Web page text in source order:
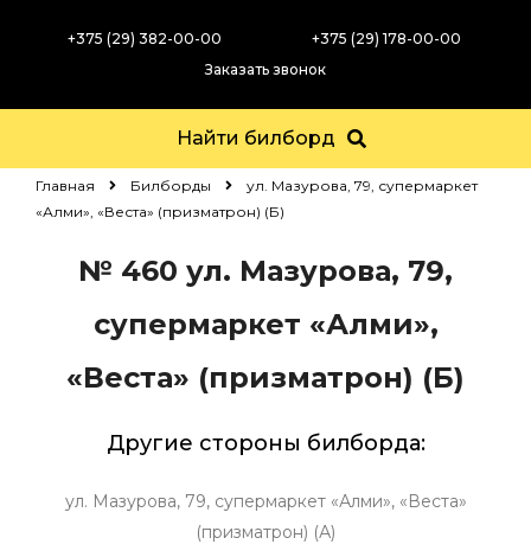
+375 (29) 382-00-00
+375 (29) 178-00-00
Заказать звонок
Найти билборд
Главная Билборды
ул. Мазурова, 79, супермаркет
«Алми», «Веста» (призматрон) (Б)
№ 460 ул. Мазурова, 79,
супермаркет «Алми»,
«Веста» (призматрон) (Б)
Другие стороны билборда:
ул. Мазурова, 79, супермаркет «Алми», «Веста»
(призматрон) (А)